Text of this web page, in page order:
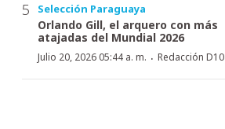
Selección Paraguaya
Orlando Gill, el arquero con más
atajadas del Mundial 2026
Julio 20, 2026 05:44 a. m. · Redacción D10